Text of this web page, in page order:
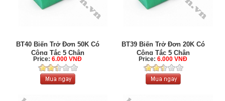
BT40 Biến Trở Đơn 50K Có
Công Tắc 5 Chân
Price:6.000 VNĐ
BT39 Biến Trở Đơn 20K Có
Công Tắc 5 Chân
Price:6.000 VNĐ